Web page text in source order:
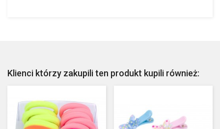
Klienci którzy zakupili ten produkt kupili również: